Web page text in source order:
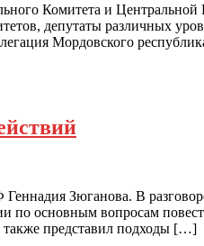
Комитета и
депутаты различных
Мордовского
Зюганова. В
основным вопросам
также представил подходы […]